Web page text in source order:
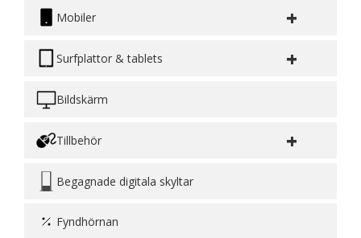
Mobiler +
Surfplattor & tablets +
Bildskärm
Tillbehör +
Begagnade digitala skyltar
Fyndhörnan